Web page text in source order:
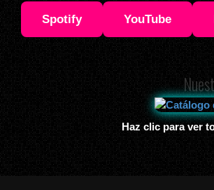
Spotify YouTube
Haz clic para ver